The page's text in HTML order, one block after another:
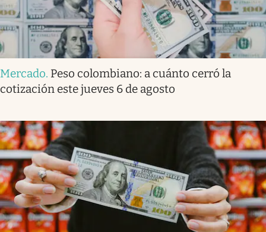
Mercado. Peso colombiano: a cuánto cerró la
cotización este jueves 6 de agosto